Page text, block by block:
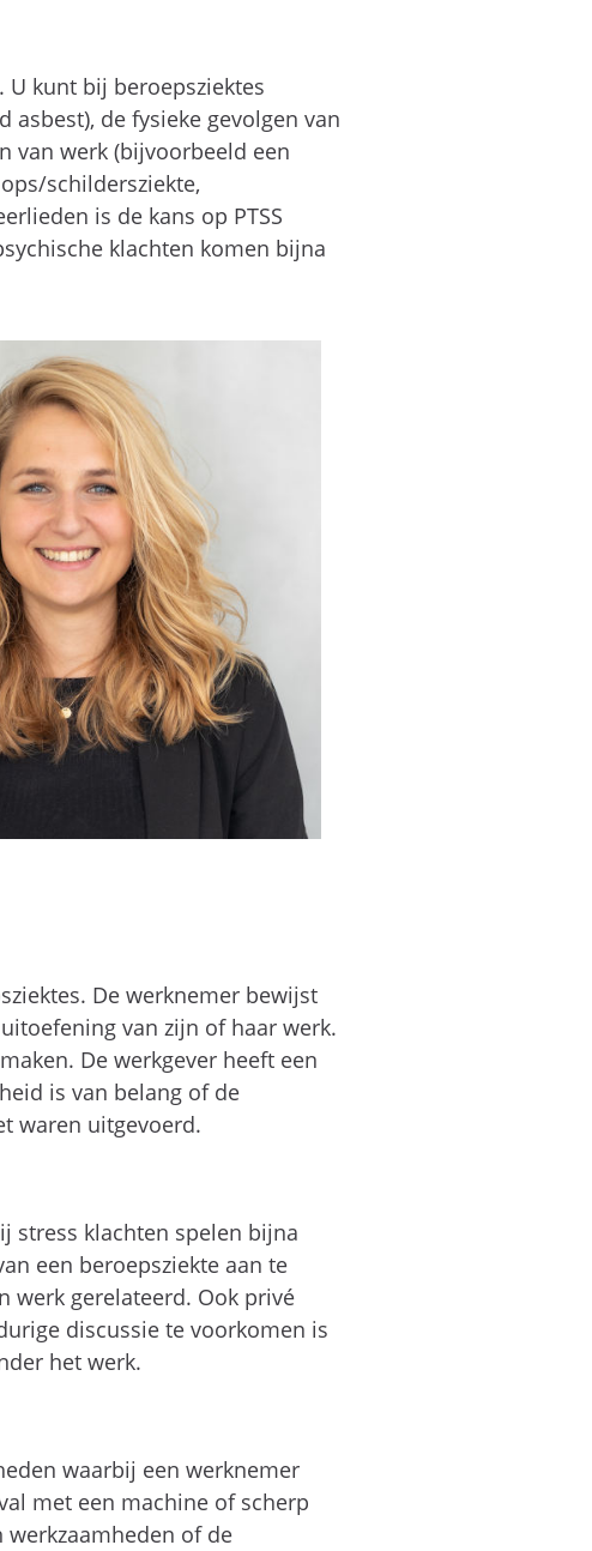
kunt bij beroepsziektes
de fysieke gevolgen van
van werk (bijvoorbeeld een
schildersziekte,
is de kans op PTSS
klachten komen bijna
De werknemer bewijst
van zijn of haar werk.
De werkgever heeft een
is van belang of de
waren uitgevoerd.
stress klachten spelen bijna
een beroepsziekte aan te
werk gerelateerd. Ook privé
discussie te voorkomen is
het werk.
waarbij een werknemer
met een machine of scherp
of de